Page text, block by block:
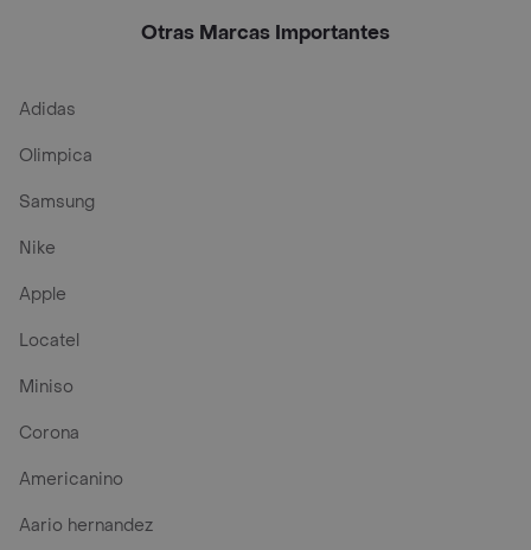
Otras Marcas Importantes
Adidas
Olimpica
Samsung
Nike
Apple
Locatel
Miniso
Corona
Americanino
Aario hernandez